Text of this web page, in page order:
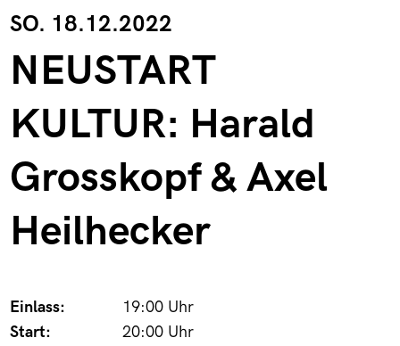
SO. 18.12.2022
NEUSTART
KULTUR: Harald
Grosskopf & Axel
Heilhecker
Einlass:
19:00 Uhr
Start:
20:00 Uhr